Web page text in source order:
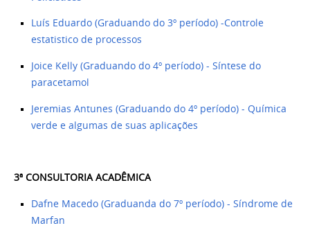
Luís Eduardo (Graduando do 3º período) -Controle
estatistico de processos
Joice Kelly (Graduando do 4º período) - Síntese do
paracetamol
Jeremias Antunes (Graduando do 4º período) - Química
verde e algumas de suas aplicações
3ª CONSULTORIA ACADÊMICA ​
Dafne Macedo (Graduanda do 7º período) - Síndrome de
Marfan